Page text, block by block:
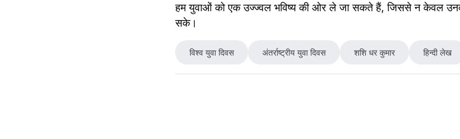
हम युवाओं को एक उज्ज्वल भविष्य की ओर ले जा सकते हैं, जिससे न केवल उनका
सके।
विश्व युवा दिवस अंतर्राष्ट्रीय युवा दिवस शशि धर कुमार हिन्दी लेख